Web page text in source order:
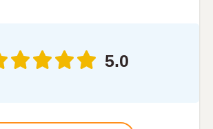
5.0